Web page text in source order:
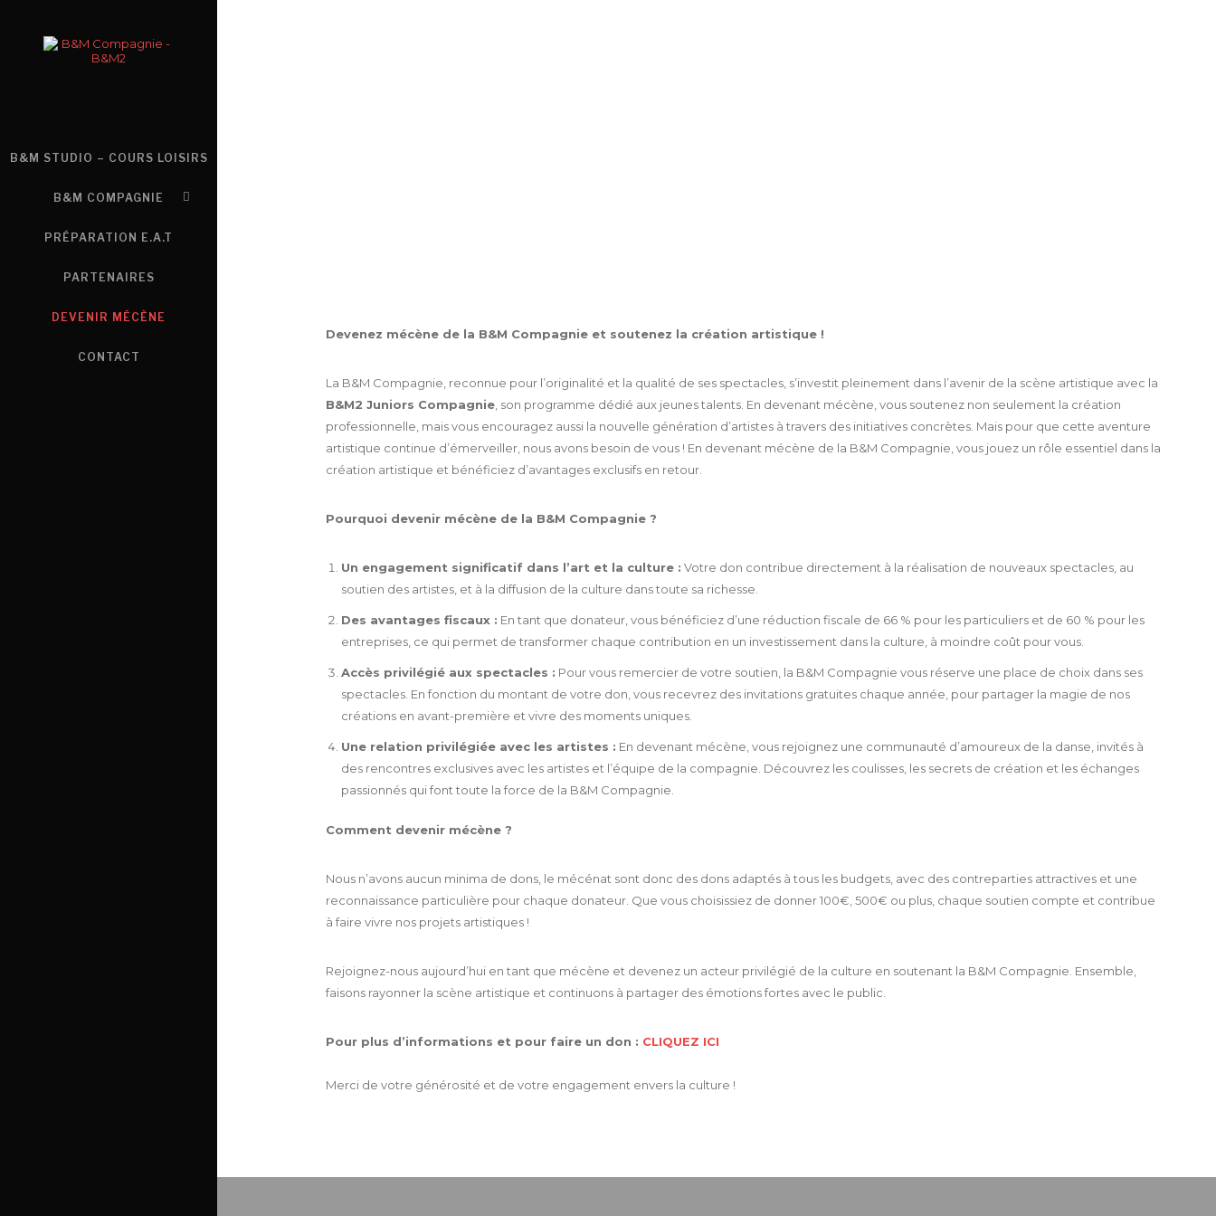
B&M STUDIO – COURS LOISIRS
B&M COMPAGNIE
PRÉPARATION E.A.T
PARTENAIRES
DEVENIR MÉCÈNE
CONTACT
Devenez mécène de la B&M Compagnie et soutenez la création artistique !
La B&M Compagnie, reconnue pour l’originalité et la qualité de ses spectacles, s’investit pleinement dans l’avenir de la scène artistique avec la
B&M2 Juniors Compagnie , son programme dédié aux jeunes talents. En devenant mécène, vous soutenez non seulement la création
professionnelle, mais vous encouragez aussi la nouvelle génération d’artistes à travers des initiatives concrètes. Mais pour que cette aventure
artistique continue d’émerveiller, nous avons besoin de vous ! En devenant mécène de la B&M Compagnie, vous jouez un rôle essentiel dans la
création artistique et bénéficiez d’avantages exclusifs en retour.
Pourquoi devenir mécène de la B&M Compagnie ?
Un engagement significatif dans l’art et la culture : Votre don contribue directement à la réalisation de nouveaux spectacles, au
soutien des artistes, et à la diffusion de la culture dans toute sa richesse.
Des avantages fiscaux : En tant que donateur, vous bénéficiez d’une réduction fiscale de 66 % pour les particuliers et de 60 % pour les
entreprises, ce qui permet de transformer chaque contribution en un investissement dans la culture, à moindre coût pour vous.
Accès privilégié aux spectacles : Pour vous remercier de votre soutien, la B&M Compagnie vous réserve une place de choix dans ses
spectacles. En fonction du montant de votre don, vous recevrez des invitations gratuites chaque année, pour partager la magie de nos
créations en avant-première et vivre des moments uniques.
Une relation privilégiée avec les artistes : En devenant mécène, vous rejoignez une communauté d’amoureux de la danse, invités à
des rencontres exclusives avec les artistes et l’équipe de la compagnie. Découvrez les coulisses, les secrets de création et les échanges
passionnés qui font toute la force de la B&M Compagnie.
Comment devenir mécène ?
Nous n’avons aucun minima de dons, le mécénat sont donc des dons adaptés à tous les budgets, avec des contreparties attractives et une
reconnaissance particulière pour chaque donateur. Que vous choisissiez de donner 100€, 500€ ou plus, chaque soutien compte et contribue
à faire vivre nos projets artistiques !
Rejoignez-nous aujourd’hui en tant que mécène et devenez un acteur privilégié de la culture en soutenant la B&M Compagnie. Ensemble,
faisons rayonner la scène artistique et continuons à partager des émotions fortes avec le public.
Pour plus d’informations et pour faire un don : CLIQUEZ ICI
Merci de votre générosité et de votre engagement envers la culture !